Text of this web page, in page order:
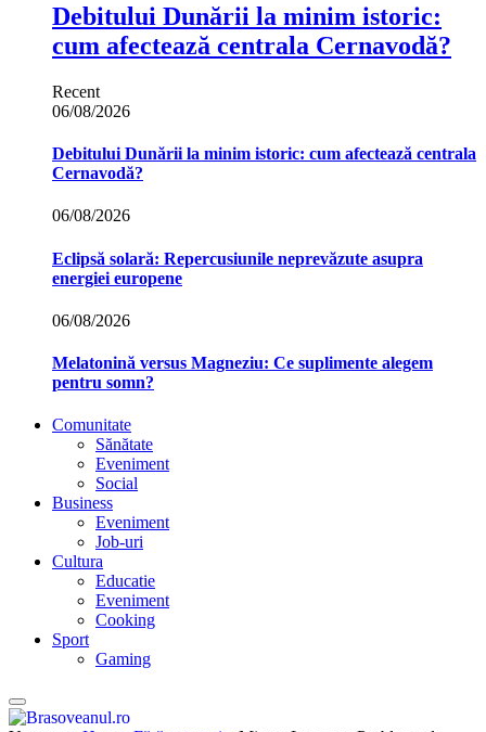
Debitului Dunării la minim istoric:
cum afectează centrala Cernavodă?
Recent
06/08/2026
Debitului Dunării la minim istoric: cum afectează centrala
Cernavodă?
06/08/2026
Eclipsă solară: Repercusiunile neprevăzute asupra
energiei europene
06/08/2026
Melatonină versus Magneziu: Ce suplimente alegem
pentru somn?
Comunitate
Sănătate
Eveniment
Social
Business
Eveniment
Job-uri
Cultura
Educatie
Eveniment
Cooking
Sport
Gaming